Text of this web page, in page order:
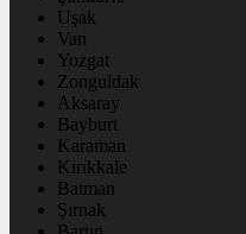
Uşak
Van
Yozgat
Zonguldak
Aksaray
Bayburt
Karaman
Kırıkkale
Batman
Şırnak